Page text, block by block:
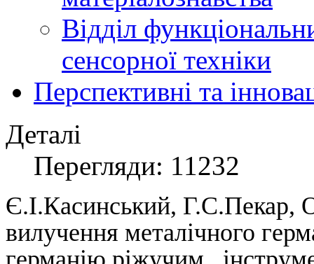
Відділ
сенсорної техніки
Перспективні та
Деталі
Перегляди: 11232
Є.І.Касинський, Г.С.Пекар,
вилучення металічного